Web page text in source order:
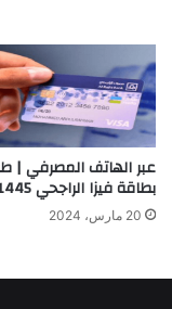
عبر الهاتف المصرفي |
بطاقة فيزا الراجحي 1445
20 مارس، 2024